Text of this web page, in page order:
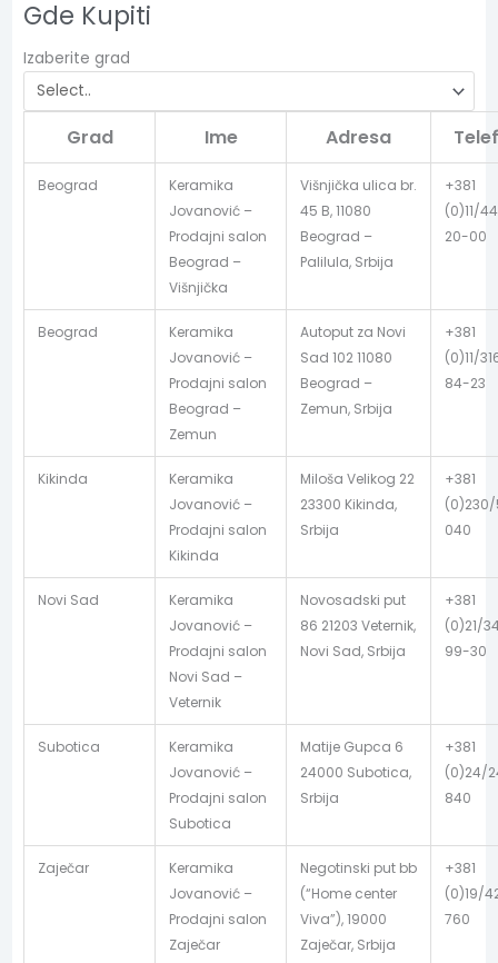
Gde Kupiti
Izaberite grad
Grad Ime Adresa
Beograd
Keramika
Jovanović –
Prodajni salon
Beograd –
Višnjička
Višnjička ulica br.
45 B, 11080
Beograd –
Palilula, Srbija
+381
(0)11/
20-00
Beograd
Keramika
Jovanović –
Prodajni salon
Beograd –
Zemun
Autoput za Novi
Sad 102 11080
Beograd –
Zemun, Srbija
+381
(0)11/
84-23
Kikinda
Keramika
Jovanović –
Prodajni salon
Kikinda
Miloša Velikog 22
23300 Kikinda,
Srbija
+381
040
Novi Sad
Keramika
Jovanović –
Prodajni salon
Novi Sad –
Veternik
Novosadski put
86 21203 Veternik,
Novi Sad, Srbija
+381
(0)21/
99-30
Subotica
Keramika
Jovanović –
Prodajni salon
Subotica
Matije Gupca 6
24000 Subotica,
Srbija
+381
(0)24/
840
Zaječar
Keramika
Jovanović –
Prodajni salon
Zaječar
Negotinski put bb
(“Home center
Viva”), 19000
Zaječar, Srbija
+381
(0)19/
760